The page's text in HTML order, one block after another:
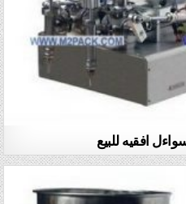
افقيه للبيع